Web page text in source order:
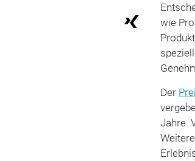
wie
Der
Jahre.